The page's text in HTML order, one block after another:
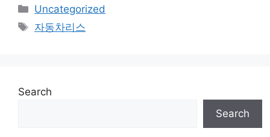
Categories
Uncategorized
Tags
자동차리스
Search
Search